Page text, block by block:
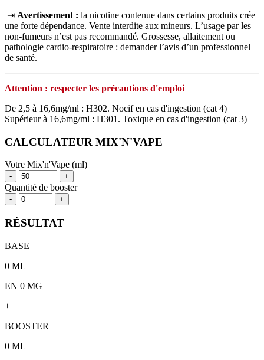
⇥ Avertissement : la nicotine contenue dans certains produits crée
une forte dépendance. Vente interdite aux mineurs. L’usage par les
non‑fumeurs n’est pas recommandé. Grossesse, allaitement ou
pathologie cardio‑respiratoire : demander l’avis d’un professionnel
de santé.
Attention : respecter les précautions d'emploi
De 2,5 à 16,6mg/ml : H302. Nocif en cas d'ingestion (cat 4)
Supérieur à 16,6mg/ml : H301. Toxique en cas d'ingestion (cat 3)
CALCULATEUR MIX'N'VAPE
Votre Mix'n'Vape (ml)
- +
Quantité de booster
- +
RÉSULTAT
BASE
0 ML
EN 0 MG
+
BOOSTER
0 ML